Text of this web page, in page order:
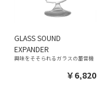
GLASS SOUND
EXPANDER
興味をそそられるガラスの蓄音機
￥6,820